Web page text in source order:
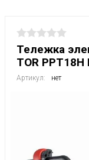
Тележка
TOR PPT18H
Артикул: нет